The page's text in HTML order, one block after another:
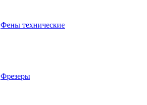
Фены технические
Фрезеры